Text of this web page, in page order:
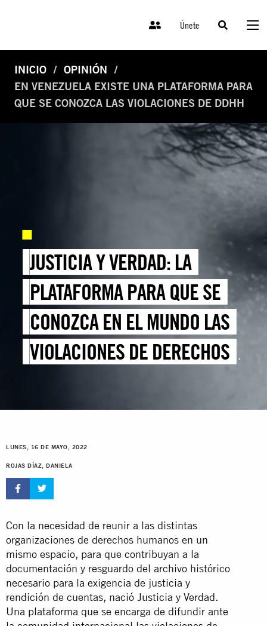
Únete
INICIO
OPINIÓN
EN VENEZUELA EXISTE UNA PLATAFORMA PARA
QUE SE CONOZCA LAS VIOLACIONES DE DDHH
JUSTICIA Y VERDAD: LA
PLATAFORMA PARA QUE SE
CONOZCA EN EL MUNDO LAS
VIOLACIONES DE DERECHOS
LUNES, 16 DE MAYO, 2022
ROJAS DÍAZ, DANIELA
Con la necesidad de reunir a las distintas
organizaciones de derechos humanos en un
mismo espacio, para que contribuyan a la
documentación y resguardo del archivo histórico
necesario para la exigencia de justicia y
rendición de cuentas, nació Justicia y Verdad.
Una plataforma que se encarga de difundir ante